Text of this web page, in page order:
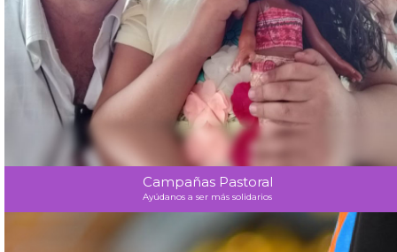
Campañas Pastoral
Ayúdanos a ser más solidarios